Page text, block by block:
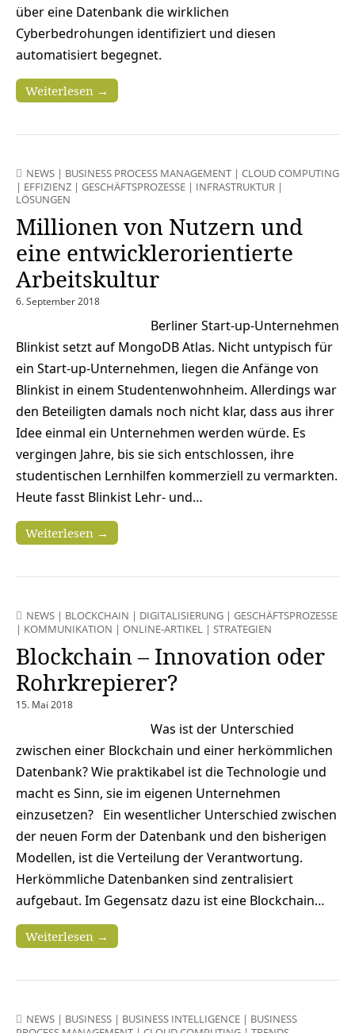
über eine Datenbank die wirklichen
Cyberbedrohungen identifiziert und diesen
automatisiert begegnet.
Weiterlesen →
NEWS | BUSINESS PROCESS MANAGEMENT | CLOUD COMPUTING
| EFFIZIENZ | GESCHÄFTSPROZESSE | INFRASTRUKTUR |
LÖSUNGEN
Millionen von Nutzern und
eine entwicklerorientierte
Arbeitskultur
6. September 2018
Berliner Start-up-Unternehmen
Blinkist setzt auf MongoDB Atlas. Nicht untypisch für
ein Start-up-Unternehmen, liegen die Anfänge von
Blinkist in einem Studentenwohnheim. Allerdings war
den Beteiligten damals noch nicht klar, dass aus ihrer
Idee einmal ein Unternehmen werden würde. Es
vergingen Jahre, bis sie sich entschlossen, ihre
studentischen Lernhilfen kommerziell zu vermarkten.
Heute fasst Blinkist Lehr- und…
Weiterlesen →
NEWS | BLOCKCHAIN | DIGITALISIERUNG | GESCHÄFTSPROZESSE
| KOMMUNIKATION | ONLINE-ARTIKEL | STRATEGIEN
Blockchain – Innovation oder
Rohrkrepierer?
15. Mai 2018
Was ist der Unterschied
zwischen einer Blockchain und einer herkömmlichen
Datenbank? Wie praktikabel ist die Technologie und
macht es Sinn, sie im eigenen Unternehmen
einzusetzen? Ein wesentlicher Unterschied zwischen
der neuen Form der Datenbank und den bisherigen
Modellen, ist die Verteilung der Verantwortung.
Herkömmliche Datenbanken sind zentralisiert
aufgebaut. Im Gegensatz dazu ist eine Blockchain…
Weiterlesen →
NEWS | BUSINESS | BUSINESS INTELLIGENCE | BUSINESS